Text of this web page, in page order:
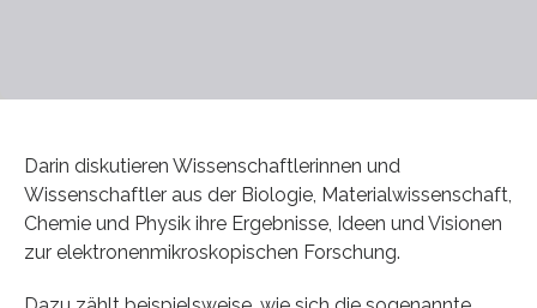
Darin diskutieren Wissenschaftlerinnen und
Wissenschaftler aus der Biologie, Materialwissenschaft,
Chemie und Physik ihre Ergebnisse, Ideen und Visionen
zur elektronenmikroskopischen Forschung.